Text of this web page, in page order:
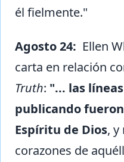
él fielmente."
Agosto 24: Ellen
carta en relación
Truth: "... las
publicando
Espíritu de Dios, y
corazones de